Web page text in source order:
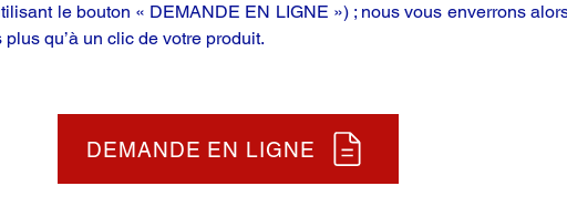
le bouton « DEMANDE EN LIGNE ») ; nous vous enverrons
qu’à un clic de votre produit.
DEMANDE EN LIGNE